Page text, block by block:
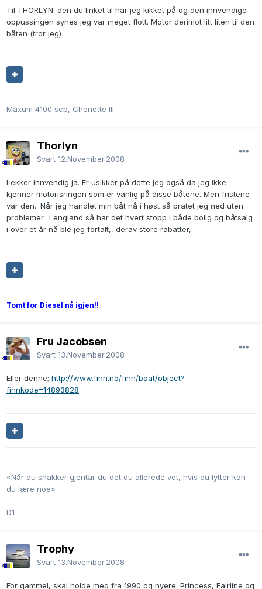
Til THORLYN: den du linket til har jeg kikket på og den innvendige
oppussingen synes jeg var meget flott. Motor derimot litt liten til den
båten (tror jeg)
Maxum 4100 scb, Chenette III
Thorlyn
Svart 12.November.2008
Lekker innvendig ja. Er usikker på dette jeg også da jeg ikke
kjenner motorisringen som er vanlig på disse båtene. Men fristene
var den.. Når jeg handlet min båt nå i høst så pratet jeg ned uten
problemer.. i england så har det hvert stopp i både bolig og båtsalg
i over et år nå ble jeg fortalt,, derav store rabatter,
Tomt for Diesel nå igjen!!
Fru Jacobsen
Svart 13.November.2008
Eller denne; http://www.finn.no/finn/boat/object?
finnkode=14893828
«Når du snakker gjentar du det du allerede vet, hvis du lytter kan
du lære noe»
D1
Trophy
Svart 13.November.2008
For gammel, skal holde meg fra 1990 og nyere. Princess, Fairline og